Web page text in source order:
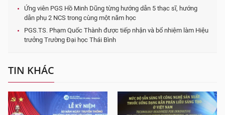
Ứng viên PGS Hồ Minh Dũng từng hướng dẫn 5 thạc sĩ, hướng
dẫn phụ 2 NCS trong cùng một năm học
PGS.TS. Phạm Quốc Thành được tiếp nhận và bổ nhiệm làm Hiệu
trưởng Trường Đại học Thái Bình
TIN KHÁC